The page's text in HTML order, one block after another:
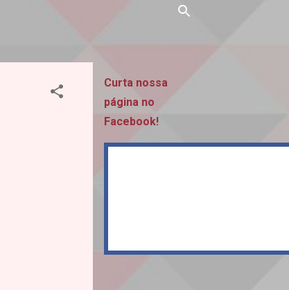
Curta nossa
página no
Facebook!